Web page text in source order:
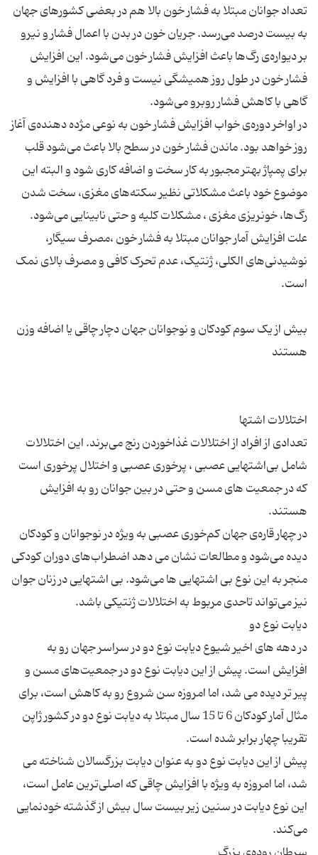
تعداد جوانان مبتلا به فشار خون بالا هم در بعضی کشورهای جهان
به بیست درصد می‌رسد. جریان خون در بدن با اعمال فشار و نیرو
بر دیواره‌ی رگ‌ها باعث افزایش فشار خون می‌شود. این افزایش
فشار خون در طول روز همیشگی نیست و فرد گاهی با افزایش و
در اواخر دوره‌ی خواب افزایش فشار خون به نوعی مژده دهنده‌ی آغاز
روز خواهد بود. ماندن فشار خون در سطح بالا باعث می‌شود قلب
برای پمپاژ بهتر مجبور به کار سخت و اضافه کاری شود و البته این
موضوع خود باعث مشکلاتی نظیر سکته‌های مغزی، سخت شدن
علت افزایش آمار جوانان مبتلا به فشار خون ،مصرف سیگار،
نوشیدنی‌های الکلی، ژنتیک، عدم تحرک کافی و مصرف بالای نمک
بیش از یک سوم کودکان و نوجوانان جهان دچار چاقی یا اضافه وزن
تعدادی از افراد از اختلالات غذاخوردن رنج می‌برند. این اختلالات
شامل بی‌اشتهایی عصبی ، پرخوری عصبی و اختلال پرخوری است
که در جمعیت های مسن و حتی در بین جوانان رو به افزایش
در چهار قاره‌ی جهان کم‌خوری عصبی به ویژه در نوجوانان و کودکان
دیده می‌شود و مطالعات نشان می دهد اضطراب‌های دوران کودکی
منجر به این نوع بی اشتهایی ها می‌شود. بی اشتهایی در زنان جوان
در دهه های اخیر شیوع دیابت نوع دو در سراسر جهان رو به
افزایش است. پیش از این دیابت نوع دو در جمعیت‌های مسن و
پیر تر دیده می شد، اما امروزه سن شروع رو به کاهش است، برای
مثال آمار کودکان 6 تا 15 سال مبتلا به دیابت نوع دو در کشور ژاپن
پیش از این دیابت نوع دو به عنوان دیابت بزرگسالان شناخته می
شد، اما امروزه به ویژه با افزایش چاقی که اصلی‌ترین عامل است،
این نوع دیابت در سنین زیر بیست سال بیش از گذشته خودنمایی